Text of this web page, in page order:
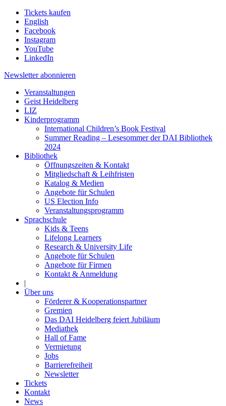
Tickets kaufen
English
Facebook
Instagram
YouTube
LinkedIn
Newsletter abonnieren
Veranstaltungen
Geist Heidelberg
LIZ
Kinderprogramm
International Children’s Book Festival
Summer Reading – Lesesommer der DAI Bibliothek
2024
Bibliothek
Öffnungszeiten & Kontakt
Mitgliedschaft & Leihfristen
Katalog & Medien
Angebote für Schulen
US Election Info
Veranstaltungsprogramm
Sprachschule
Kids & Teens
Lifelong Learners
Research & University Life
Angebote für Schulen
Angebote für Firmen
Kontakt & Anmeldung
|
Über uns
Förderer & Kooperationspartner
Gremien
Das DAI Heidelberg feiert Jubiläum
Mediathek
Hall of Fame
Vermietung
Jobs
Barrierefreiheit
Newsletter
Tickets
Kontakt
News